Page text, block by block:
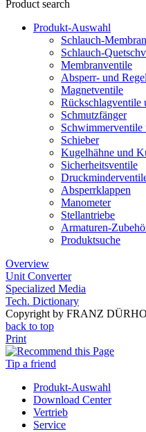
Product search
Produkt-Auswahl
Schlauch-
Schlauch-
Membranventile
Absperr- und
Magnetventile
Rückschlagventile
Schmutzfänger
Schieber
Kugelhähne und
Sicherheitsventile
Absperrklappen
Manometer
Stellantriebe
Armaturen-
Produktsuche
Overview
Unit Converter
Specialized Media
Tech. Dictionary
Copyright by FRANZ
back to top
Print
Tip a friend
Produkt-Auswahl
Download Center
Vertrieb
Service